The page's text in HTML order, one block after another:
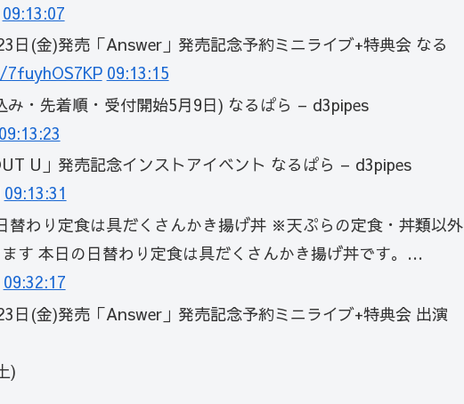
09:13:07
日(金)発売「Answer」発売記念予約ミニライブ+特典会 なる
09:13:15
み・先着順・受付開始5月9日) なるぱら – d3pipes
09:13:23
U」発売記念インストアイベント なるぱら – d3pipes
09:13:31
替わり定食は具だくさんかき揚げ丼 ※天ぷらの定食・丼類以外
す 本日の日替わり定食は具だくさんかき揚げ丼です。…
09:32:17
日(金)発売「Answer」発売記念予約ミニライブ+特典会 出演
)